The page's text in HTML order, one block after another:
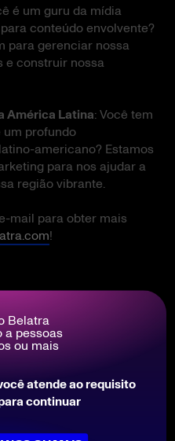
é um guru da mídia
conteúdo envolvente?
para gerenciar nossa
e construir nossa
América Latina: Você tem
profundo
americano? Estamos
para nos ajudar a
região vibrante.
mail para obter mais
!
por
Belatra
a pessoas
ou mais
atende ao requisito
continuar